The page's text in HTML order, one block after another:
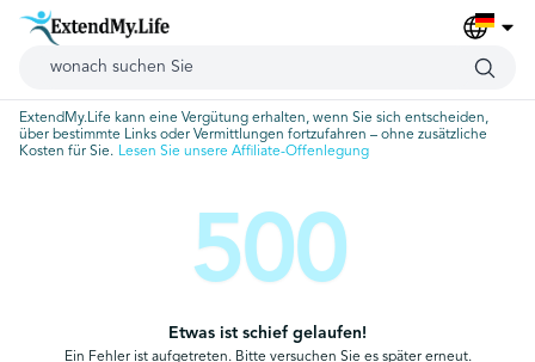
ExtendMy.Life kann eine Vergütung erhalten, wenn Sie sich entscheiden,
über bestimmte Links oder Vermittlungen fortzufahren – ohne zusätzliche
Kosten für Sie. Lesen Sie unsere Affiliate-Offenlegung
500
Etwas ist schief gelaufen!
Ein Fehler ist aufgetreten. Bitte versuchen Sie es später erneut.